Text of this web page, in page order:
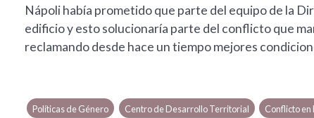
Nápoli había prometido que parte del equipo de la
edificio y esto solucionaría parte del conflicto que
reclamando desde hace un tiempo mejores
Políticas de Género Centro de Desarrollo Territorial Conflicto